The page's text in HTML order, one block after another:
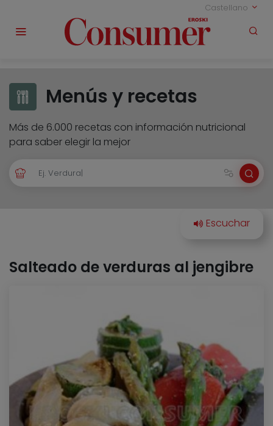
Castellano
Menús y recetas
Más de 6.000 recetas con información nutricional
para saber elegir la mejor
Salteado de verduras al jengibre